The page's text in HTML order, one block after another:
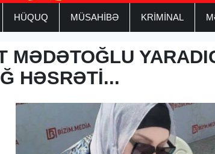
HÜQUQ MÜSAHİBƏ KRİMİNAL
MƏDƏTOĞLU
HƏSRƏTİ...